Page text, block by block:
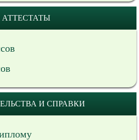
АТТЕСТАТЫ
И СПРАВКИ